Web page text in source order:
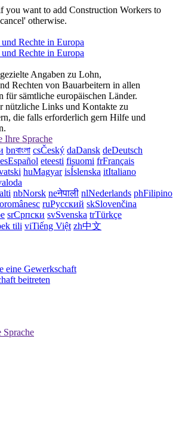
you want to add Construction Workers to
otherwise.
Angaben zu Lohn,
Rechten von Bauarbeitern in allen
für sämtliche europäischen Länder.
nützliche Links und Kontakte zu
die falls erforderlich gern Hilfe und
Ihre Sprache
bnবাংলা csČeský daDansk deDeutsch
esEspañol eteesti fisuomi frFrançais
huMagyar isÍslenska itItaliano
nbNorsk neनेपाली nlNederlands phFilipino
românesc ruРусский skSlovenčina
srСрпски svSvenska trTürkçe
tili viTiếng Việt zh中文
eine Gewerkschaft
beitreten
Sprache